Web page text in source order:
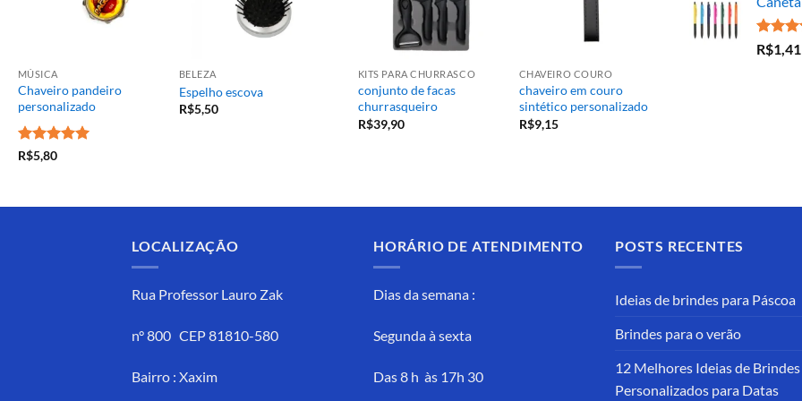
MÚSICA
Chaveiro pandeiro
personalizado
Avaliação
R$5,80
BELEZA
Espelho escova
R$5,50
KITS PARA CHURRASCO
conjunto de facas
churrasqueiro
R$39,90
CHAVEIRO COURO
chaveiro em couro
sintético personalizado
R$9,15
5.00 de
R$1,41
LOCALIZAÇÃO
Rua Professor Lauro Zak
n° 800 CEP 81810-580
Bairro : Xaxim
HORÁRIO DE ATENDIMENTO
Dias da semana :
Segunda à sexta
Das 8 h às 17h 30
POSTS RECENTES
Ideias de brindes para Páscoa
Brindes para o verão
12 Melhores Ideias de Brindes
Personalizados para Datas